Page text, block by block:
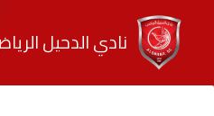
نادي الدحيل